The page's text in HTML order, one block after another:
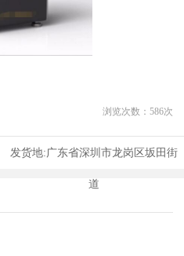
浏览次数： 586次
发货地:广东省深圳市龙岗区坂田街
道